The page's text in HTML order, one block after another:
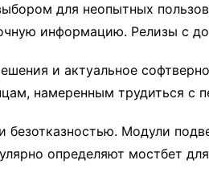
для неопытных
информацию. Релизы с
и актуальное
намеренным трудиться с
безотказностью. Модули
определяют мостбет